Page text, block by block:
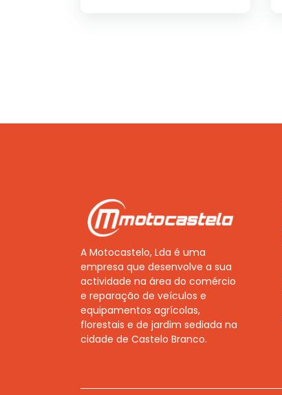
A Motocastelo, Lda é uma
empresa que desenvolve a sua
actividade na área do comércio
e reparação de veículos e
equipamentos agrícolas,
florestais e de jardim sediada na
cidade de Castelo Branco.